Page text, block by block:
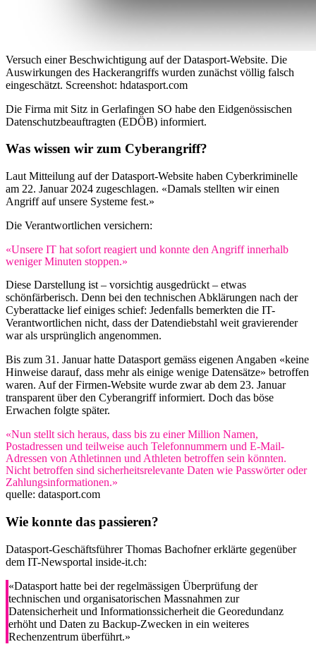
Versuch einer Beschwichtigung auf der Datasport-Website. Die
Auswirkungen des Hackerangriffs wurden zunächst völlig falsch
eingeschätzt. Screenshot: hdatasport.com
Die Firma mit Sitz in Gerlafingen SO habe den Eidgenössischen
Datenschutzbeauftragten (EDÖB) informiert.
Was wissen wir zum Cyberangriff?
Laut Mitteilung auf der Datasport-Website haben Cyberkriminelle
am 22. Januar 2024 zugeschlagen. «Damals stellten wir einen
Angriff auf unsere Systeme fest.»
Die Verantwortlichen versichern:
«Unsere IT hat sofort reagiert und konnte den Angriff innerhalb
weniger Minuten stoppen.»
Diese Darstellung ist – vorsichtig ausgedrückt – etwas
schönfärberisch. Denn bei den technischen Abklärungen nach der
Cyberattacke lief einiges schief: Jedenfalls bemerkten die IT-
Verantwortlichen nicht, dass der Datendiebstahl weit gravierender
war als ursprünglich angenommen.
Bis zum 31. Januar hatte Datasport gemäss eigenen Angaben «keine
Hinweise darauf, dass mehr als einige wenige Datensätze» betroffen
waren. Auf der Firmen-Website wurde zwar ab dem 23. Januar
transparent über den Cyberangriff informiert. Doch das böse
Erwachen folgte später.
«Nun stellt sich heraus, dass bis zu einer Million Namen,
Postadressen und teilweise auch Telefonnummern und E-Mail-
Adressen von Athletinnen und Athleten betroffen sein könnten.
Nicht betroffen sind sicherheitsrelevante Daten wie Passwörter oder
Zahlungsinformationen.»
quelle: datasport.com
Wie konnte das passieren?
Datasport-Geschäftsführer Thomas Bachofner erklärte gegenüber
dem IT-Newsportal inside-it.ch:
«Datasport hatte bei der regelmässigen Überprüfung der
technischen und organisatorischen Massnahmen zur
Datensicherheit und Informationssicherheit die Georedundanz
erhöht und Daten zu Backup-Zwecken in ein weiteres
Rechenzentrum überführt.»